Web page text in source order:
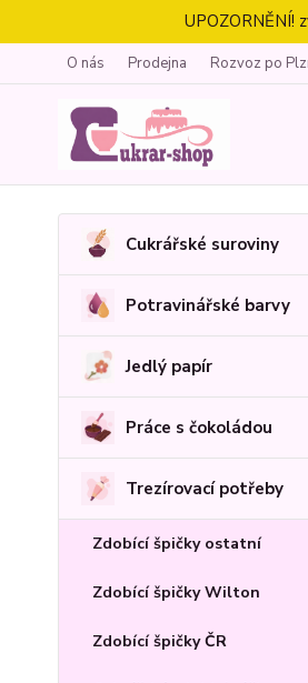
UPOZORNĚNÍ!
O nás Prodejna Rozvoz po
Cukrářské suroviny
Potravinářské barvy
Jedlý papír
Práce s čokoládou
Trezírovací potřeby
Zdobící špičky ostatní
Zdobící špičky Wilton
Zdobící špičky ČR